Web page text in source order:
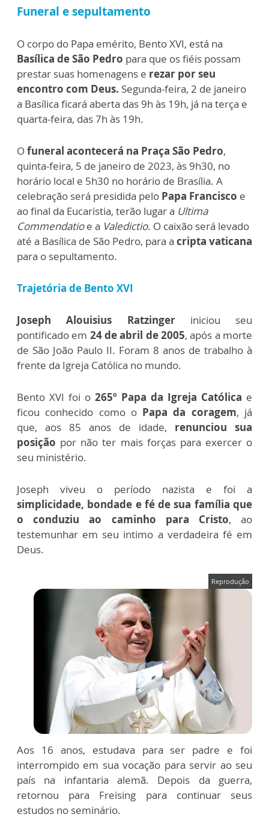
Funeral e sepultamento
O corpo do Papa emérito, Bento XVI, está na
Basílica de São Pedro para que os fiéis possam
prestar suas homenagens e rezar por seu
encontro com Deus. Segunda-feira, 2 de janeiro
a Basílica ficará aberta das 9h às 19h, já na terça e
quarta-feira, das 7h às 19h.
Ofuneral acontecerá na Praça São Pedro,
quinta-feira, 5 de janeiro de 2023, às 9h30, no
horário local e 5h30 no horário de Brasília. A
celebração será presidida pelo Papa Francisco e
ao final da Eucaristia, terão lugar a Ultima
Commendatioe a Valedictio. O caixão será levado
até a Basílica de São Pedro, para a cripta vaticana
para o sepultamento.
Trajetória de Bento XVI
Joseph Alouisius Ratzingeriniciou seu
pontificado em 24 de abril de 2005, após a morte
de São João Paulo II. Foram 8 anos de trabalho à
frente da Igreja Católica no mundo.
Bento XVI foi o 265º Papa da Igreja Católica e
ficou conhecido como o Papa da coragem, já
que, aos 85 anos de idade, renunciou sua
posição por não ter mais forças para exercer o
seu ministério.
Joseph viveu o período nazista e foi a
simplicidade, bondade e fé de sua família que
o conduziu ao caminho para Cristo, ao
testemunhar em seu intimo a verdadeira fé em
Deus.
Reprodução
Aos 16 anos, estudava para ser padre e foi
interrompido em sua vocação para servir ao seu
país na infantaria alemã. Depois da guerra,
retornou para Freising para continuar seus
estudos no seminário.